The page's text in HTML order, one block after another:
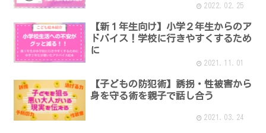
2022.02.25
【新１年生向け】小学２年生からのア
ドバイス！学校に行きやすくするため
に
2021.11.01
【子どもの防犯術】誘拐・性被害から
身を守る術を親子で話し合う
2021.03.24